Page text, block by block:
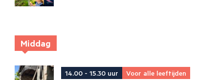
Middag
14.00 - 15.30 uur Voor alle leeftijden